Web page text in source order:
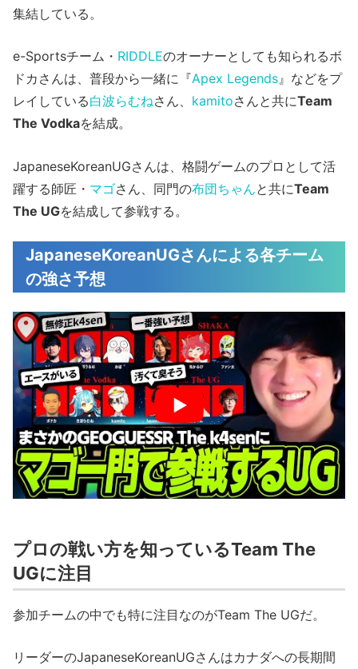
集結している。
e-Sportsチーム・ RIDDLEのオーナーとしても知られるボ
ドカさんは、普段から一緒に『Apex Legends』などをプ
レイしている白波らむねさん、 kamitoさんと共にTeam
The Vodkaを結成。
JapaneseKoreanUGさんは、格闘ゲームのプロとして活
躍する師匠・ マゴさん、同門の布団ちゃんと共にTeam
The UGを結成して参戦する。
JapaneseKoreanUGさんによる各チーム
の強さ予想
プロの戦い方を知っているTeam The
UGに注目
参加チームの中でも特に注目なのがTeam The UGだ。
リーダーのJapaneseKoreanUGさんはカナダへの長期間